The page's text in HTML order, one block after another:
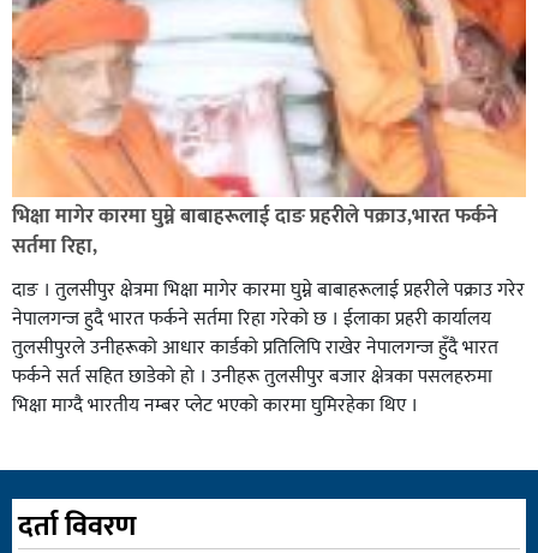
भिक्षा मागेर कारमा घुम्ने बाबाहरूलाई दाङ प्रहरीले पक्राउ,भारत फर्कने
सर्तमा रिहा,
दाङ । तुलसीपुर क्षेत्रमा भिक्षा मागेर कारमा घुम्ने बाबाहरूलाई प्रहरीले पक्राउ गरेर
नेपालगन्ज हुदै भारत फर्कने सर्तमा रिहा गरेको छ । ईलाका प्रहरी कार्यालय
तुलसीपुरले उनीहरूको आधार कार्डको प्रतिलिपि राखेर नेपालगन्ज हुँदै भारत
फर्कने सर्त सहित छाडेको हो । उनीहरू तुलसीपुर बजार क्षेत्रका पसलहरुमा
भिक्षा माग्दै भारतीय नम्बर प्लेट भएको कारमा घुमिरहेका थिए ।
दर्ता विवरण